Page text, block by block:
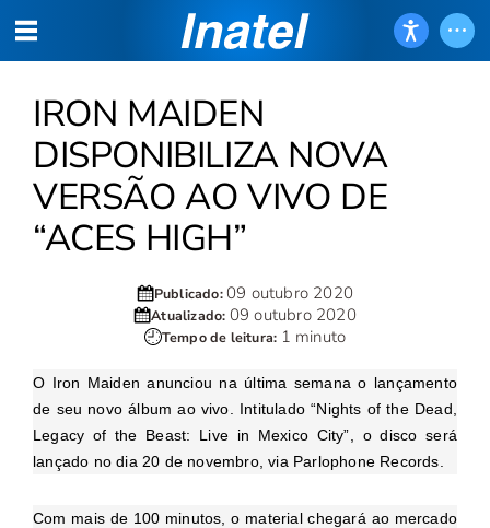
IRON MAIDEN
DISPONIBILIZA NOVA
VERSÃO AO VIVO DE
“ACES HIGH”
Publicado:09 outubro 2020
Atualizado: 09 outubro 2020
Tempo de leitura: 1 minuto
O Iron Maiden anunciou na última semana o lançamento
de seu novo álbum ao vivo. Intitulado “Nights of the Dead,
Legacy of the Beast: Live in Mexico City”, o disco será
lançado no dia 20 de novembro, via Parlophone Records.
Com mais de 100 minutos, o material chegará ao mercado